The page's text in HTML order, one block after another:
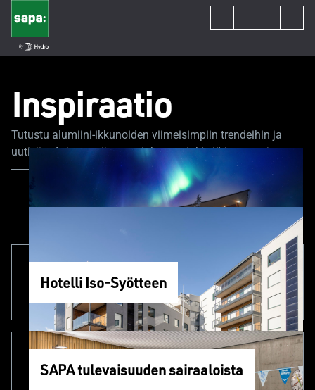
Inspiraatio
Tutustu alumiini-ikkunoiden viimeisimpiin trendeihin ja
uutisiin. Asiantuntijamme jakavat vinkkejä ja neuvoja,
jotka auttavat sinua rakennus- tai remonttiprojektissasi.
Uutiset Projektit
Hotelli Iso-Syötteen
SAPA tulevaisuuden sairaaloista